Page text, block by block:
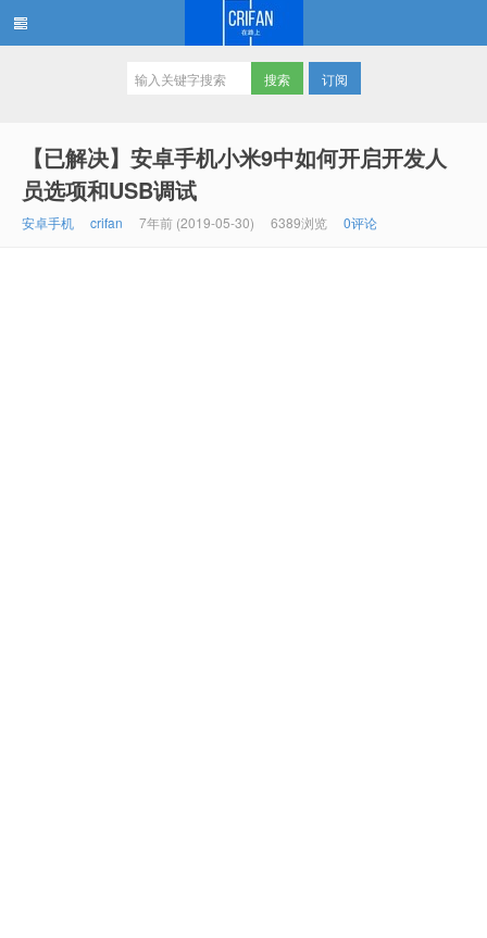
订阅
【已解决】安卓手机小米9中如何开启开发人
员选项和USB调试
安卓手机 crifan 7年前 (2019-05-30) 6389浏览 0评论